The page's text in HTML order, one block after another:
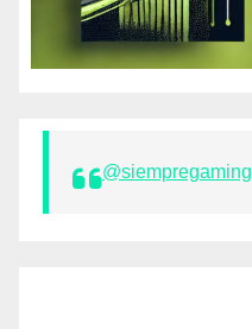
@siempregaming